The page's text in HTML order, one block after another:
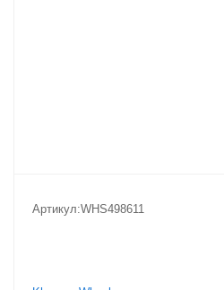
Артикул:WHS498611